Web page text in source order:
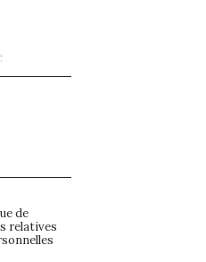
de
relatives